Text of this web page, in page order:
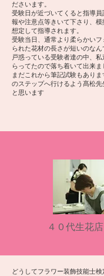
ださいます。
受験日が近づいてくると指導
報や注意点等きいて下さり、
想定して指導されます。
受験当日、通常より柔らかいフ
られた花材の長さが短いのなん
戸惑っている受験者達の中、
らってたので落ち着いて出来ま
まだこれから筆記試験もあり
のステップへ行けるよう髙松先
と思います
４０代生花
どうしてフラワー装飾技能士